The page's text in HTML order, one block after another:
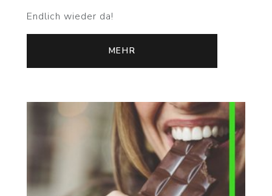
Endlich wieder da!
MEHR